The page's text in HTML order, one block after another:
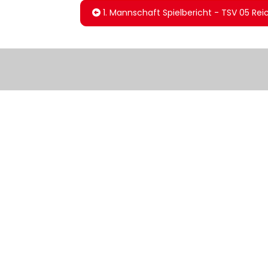
1. Mannschaft Spielbericht - TSV 05